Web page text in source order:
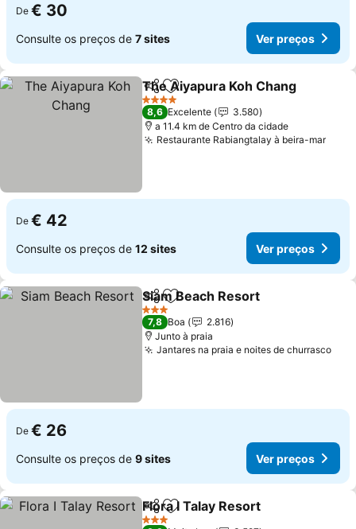
De € 30
Consulte os preços de 7 sites Ver preços
PartilharAdicionar aos favoritos
The Aiyapura Koh Chang
4 Estrelas
8,6 Excelente
3.580
a 11.4 km de Centro da cidade
Restaurante Rabiangtalay à beira-mar
De € 42
Consulte os preços de 12 sites Ver preços
PartilharAdicionar aos favoritos
Siam Beach Resort
3 Estrelas
7,8 Boa
2.816
Junto à praia
Jantares na praia e noites de churrasco
De € 26
Consulte os preços de 9 sites Ver preços
PartilharAdicionar aos favoritos
Flora I Talay Resort
3 Estrelas